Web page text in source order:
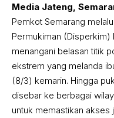
Media Jateng,
Pemkot Semarang
Permukiman
menangani belasan titik
ekstrem yang melanda
(8/3) kemarin. Hingga
disebar ke berbagai
untuk memastikan akses